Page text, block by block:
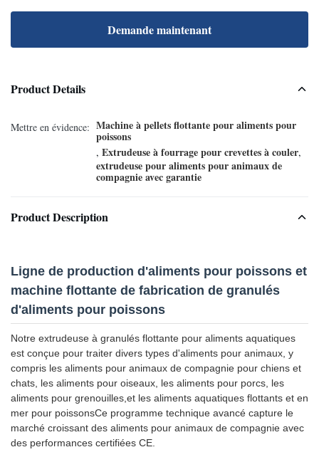
Demande maintenant
Product Details
Mettre en évidence: Machine à pellets flottante pour aliments pour
poissons
, Extrudeuse à fourrage pour crevettes à couler,
extrudeuse pour aliments pour animaux de
compagnie avec garantie
Product Description
Ligne de production d'aliments pour poissons et
machine flottante de fabrication de granulés
d'aliments pour poissons
Notre extrudeuse à granulés flottante pour aliments aquatiques
est conçue pour traiter divers types d'aliments pour animaux, y
compris les aliments pour animaux de compagnie pour chiens et
chats, les aliments pour oiseaux, les aliments pour porcs, les
aliments pour grenouilles,et les aliments aquatiques flottants et en
mer pour poissonsCe programme technique avancé capture le
marché croissant des aliments pour animaux de compagnie avec
des performances certifiées CE.